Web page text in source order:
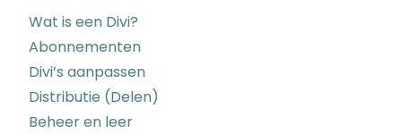
Wat is een Divi?
Abonnementen
Divi’s aanpassen
Distributie (Delen)
Beheer en leer